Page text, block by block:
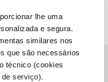
lhe uma
e segura.
similares nos
que são necessários
técnico (cookies
serviço).
de julho